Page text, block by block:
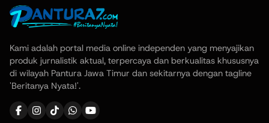
Kami adalah portal media online independen yang menyajikan
produk jurnalistik aktual, terpercaya dan berkualitas khususnya
di wilayah Pantura Jawa Timur dan sekitarnya dengan tagline
'Beritanya Nyata!'.